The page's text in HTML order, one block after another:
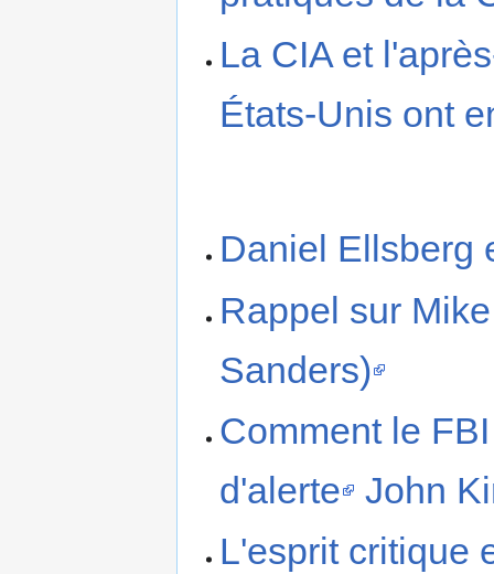
La CIA et
États-Unis ont
Daniel Ellsberg
Rappel sur
Sanders)
Comment le
d'alerte
John
L'esprit critique